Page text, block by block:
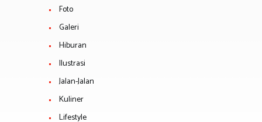
Foto
Galeri
Hiburan
Ilustrasi
Jalan-Jalan
Kuliner
Lifestyle